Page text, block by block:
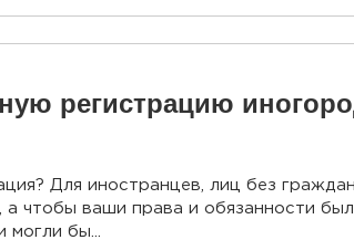
регистрацию
Для иностранцев, лиц без
а чтобы ваши права и обязанности
бы...